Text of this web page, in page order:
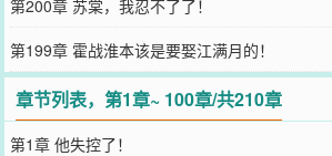
第200章 苏棠，我忍不了了！
第199章 霍战淮本该是要娶江满月的！
章节列表，第1章~ 100章/共210章
第1章 他失控了！